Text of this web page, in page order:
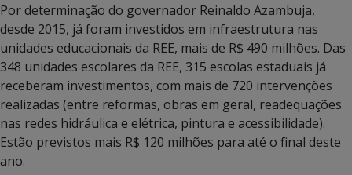
Por determinação do governador Reinaldo Azambuja,
desde 2015, já foram investidos em infraestrutura nas
unidades educacionais da REE, mais de R$ 490 milhões. Das
348 unidades escolares da REE, 315 escolas estaduais já
receberam investimentos, com mais de 720 intervenções
realizadas (entre reformas, obras em geral, readequações
nas redes hidráulica e elétrica, pintura e acessibilidade).
Estão previstos mais R$ 120 milhões para até o final deste
ano.